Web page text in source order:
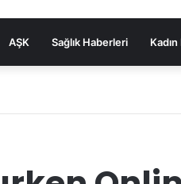
AŞK Sağlık Haberleri Kadın